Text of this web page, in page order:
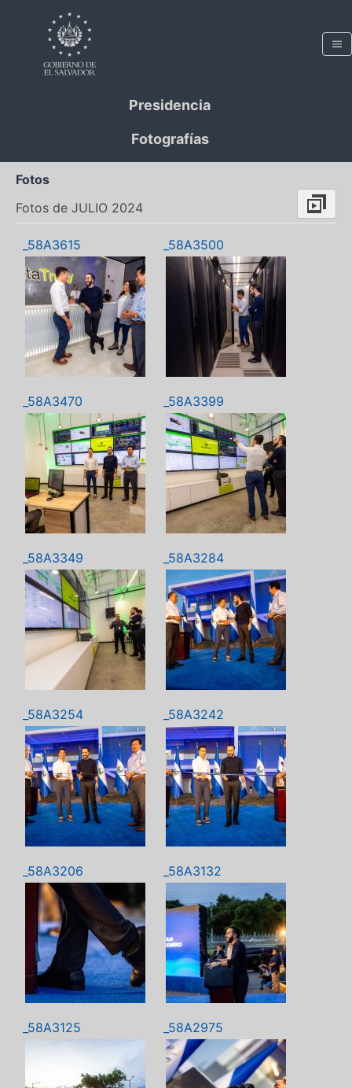
Presidencia
Fotografías
Fotos
Fotos de JULIO 2024
_58A3615 _58A3500
_58A3470 _58A3399
_58A3349 _58A3284
_58A3254 _58A3242
_58A3206 _58A3132
_58A3125 _58A2975